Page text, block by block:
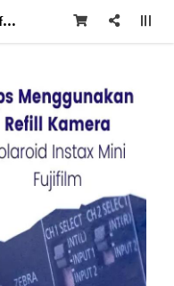
Tips Menggunakan Refill Kamera Polaroid Instax Mini